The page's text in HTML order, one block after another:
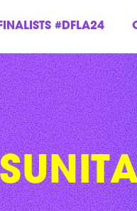
FINALISTS #DFLA24